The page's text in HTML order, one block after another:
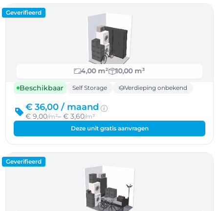
Geverifieerd
4,00 m²
10,00 m³
Beschikbaar
Self Storage Verdieping onbekend
€ 36,00 / maand
€ 9,00/m²– € 3,60/m³
Deze unit gratis aanvragen
Geverifieerd